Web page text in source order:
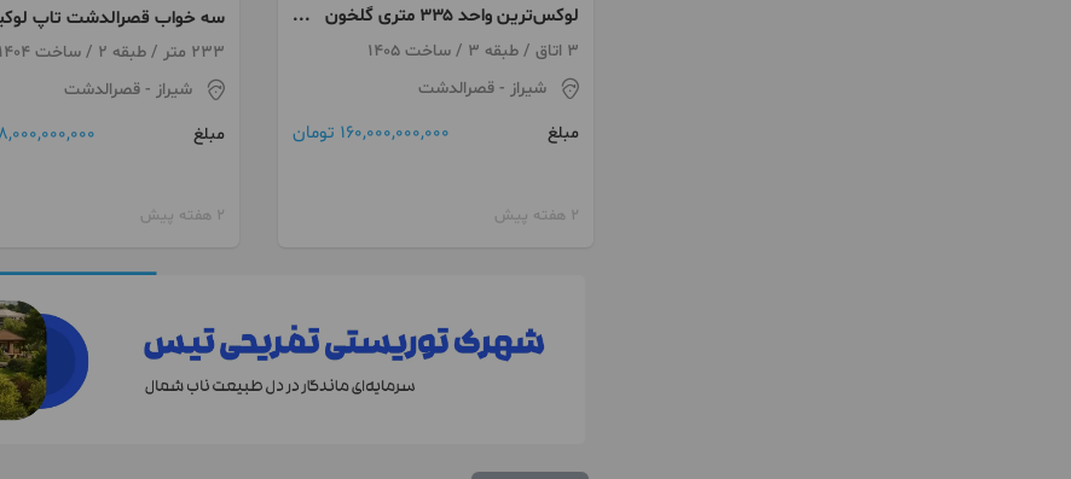
لوکس‌ترین واحد ۳۳۵ متری گلخون
/ ویوی ابدی باغات
3 اتاق / طبقه 3 / ساخت 1405
شیراز - قصرالدشت
مبلغ
160,000,000,000 تومان
2 هفته پیش
سه خواب قصرالدشت تاپ
233 متر / طبقه 2 / ساخت 1404
شیراز - قصرالدشت
مبلغ
88,000,000,000
2 هفته پیش